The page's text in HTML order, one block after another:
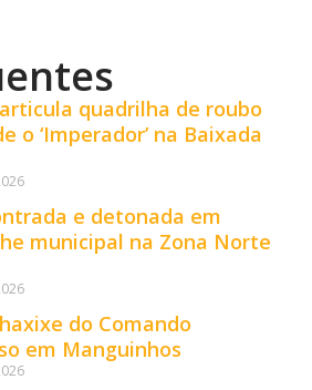
quadrilha de roubo
o ‘Imperador’ na Baixada
e detonada em
municipal na Zona Norte
do Comando
em Manguinhos